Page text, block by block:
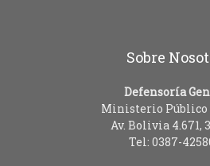
Sobre
Defensoría
Ministerio Público
Av. Bolivia 4.671,
Tel: 0387-